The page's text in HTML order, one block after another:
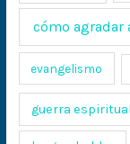
cómo agradar
evangelismo
guerra espiritual